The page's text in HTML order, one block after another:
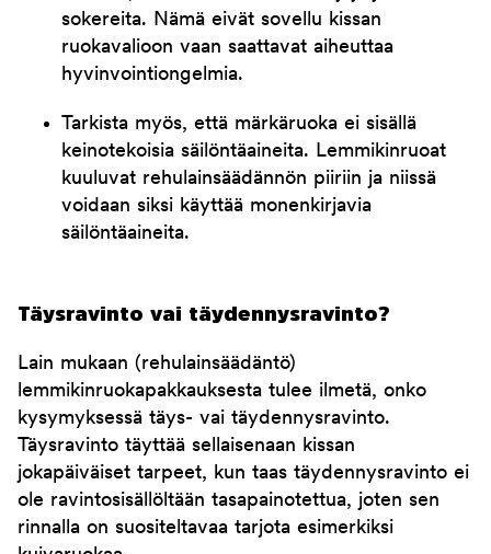
sokereita. Nämä eivät sovellu kissan
ruokavalioon vaan saattavat aiheuttaa
hyvinvointiongelmia.
Tarkista myös, että märkäruoka ei sisällä
keinotekoisia säilöntäaineita. Lemmikinruoat
kuuluvat rehulainsäädännön piiriin ja niissä
voidaan siksi käyttää monenkirjavia
säilöntäaineita.
Täysravinto vai täydennysravinto?
Lain mukaan (rehulainsäädäntö)
lemmikinruokapakkauksesta tulee ilmetä, onko
kysymyksessä täys- vai täydennysravinto.
Täysravinto täyttää sellaisenaan kissan
jokapäiväiset tarpeet, kun taas täydennysravinto ei
ole ravintosisällöltään tasapainotettua, joten sen
rinnalla on suositeltavaa tarjota esimerkiksi